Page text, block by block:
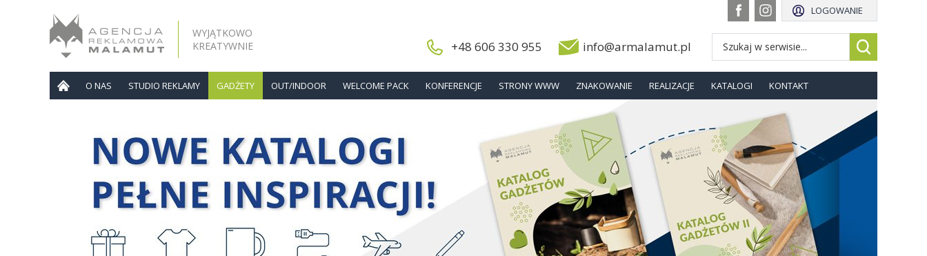
WYJĄTKOWO
KREATYWNIE
+48 606 330 955 info@armalamut.pl
LOGOWANIE
O NAS STUDIO REKLAMY GADŻETY OUT/INDOOR WELCOME PACK KONFERENCJE STRONY WWW ZNAKOWANIE REALIZACJE KATALOGI KONTAKT